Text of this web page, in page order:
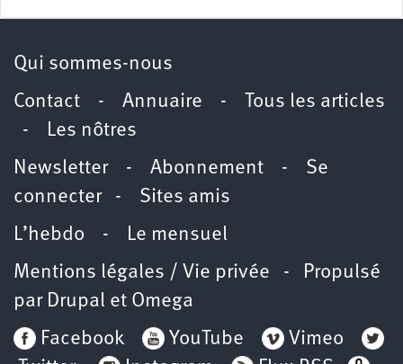
Qui sommes-nous
Contact - Annuaire -
Tous les articles
- Les nôtres
Newsletter- Abonnement - Se
connecter- Sites amis
L’hebdo - Le mensuel
Mentions légales / Vie privée - Propulsé
par Drupal et Omega
Facebook
YouTube
Vimeo